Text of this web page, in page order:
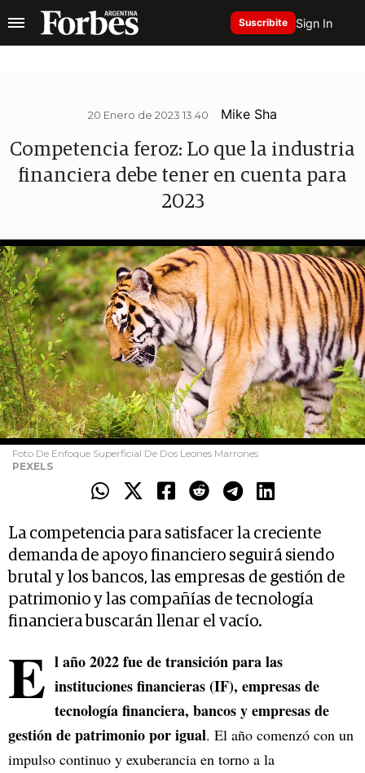
Suscribite Sign In
20 Enero de 2023 13.40 Mike Sha
Competencia feroz: Lo que la industria
financiera debe tener en cuenta para
2023
Foto De Enfoque Superficial De Dos Leones Marrones
PEXELS
La competencia para satisfacer la creciente
demanda de apoyo financiero seguirá siendo
brutal y los bancos, las empresas de gestión de
patrimonio y las compañías de tecnología
financiera buscarán llenar el vacío.
E l año 2022 fue de transición para las
instituciones financieras (IF), empresas de
tecnología financiera, bancos y empresas de
gestión de patrimonio por igual. El año comenzó con un
impulso continuo y exuberancia en torno a la